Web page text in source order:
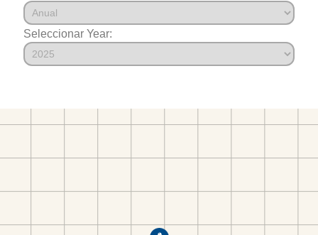
Seleccionar Year: